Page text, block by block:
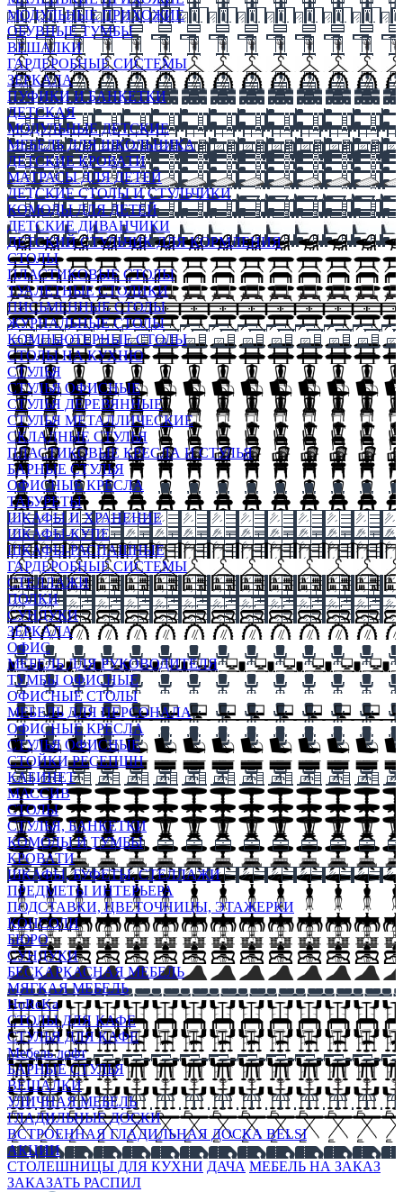
МОДУЛЬНЫЕ ПРИХОЖИЕ
ОБУВНЫЕ ТУМБЫ
ВЕШАЛКИ
ГАРДЕРОБНЫЕ СИСТЕМЫ
ЗЕРКАЛА
ПУФИКИ И БАНКЕТКИ
ДЕТСКАЯ
МОДУЛЬНЫЕ ДЕТСКИЕ
МЕБЕЛЬ ДЛЯ ШКОЛЬНИКА
ДЕТСКИЕ КРОВАТИ
МАТРАСЫ ДЛЯ ДЕТЕЙ
ДЕТСКИЕ СТОЛЫ И СТУЛЬЧИКИ
КОМОДЫ ДЛЯ ДЕТЕЙ
ДЕТСКИЕ ДИВАНЧИКИ
ДЕТСКИЙ СТУЛЬЧИК ДЛЯ КОРМЛЕНИЯ
СТОЛЫ
ПЛАСТИКОВЫЕ СТОЛЫ
ТУАЛЕТНЫЕ СТОЛИКИ
ПИСЬМЕННЫЕ СТОЛЫ
ЖУРНАЛЬНЫЕ СТОЛЫ
КОМПЬЮТЕРНЫЕ СТОЛЫ
СТОЛЫ НА КУХНЮ
СТУЛЬЯ
СТУЛЬЯ ОФИСНЫЕ
СТУЛЬЯ ДЕРЕВЯННЫЕ
СТУЛЬЯ МЕТАЛЛИЧЕСКИЕ
СКЛАДНЫЕ СТУЛЬЯ
ПЛАСТИКОВЫЕ КРЕСЛА И СТУЛЬЯ
БАРНЫЕ СТУЛЬЯ
ОФИСНЫЕ КРЕСЛА
ТАБУРЕТЫ
ШКАФЫ И ХРАНЕНИЕ
ШКАФЫ-КУПЕ
ШКАФЫ-РАСПАШНЫЕ
ГАРДЕРОБНЫЕ СИСТЕМЫ
СТЕЛЛАЖИ
ПОЛКИ
СУНДУКИ
ЗЕРКАЛА
ОФИС
МЕБЕЛЬ ДЛЯ РУКОВОДИТЕЛЯ
ТУМБЫ ОФИСНЫЕ
ОФИСНЫЕ СТОЛЫ
МЕБЕЛЬ ДЛЯ ПЕРСОНАЛА
ОФИСНЫЕ КРЕСЛА
СТУЛЬЯ ОФИСНЫЕ
СТОЙКИ РЕСЕПШН
КАБИНЕТ
МАССИВ
СТОЛЫ
СТУЛЬЯ, БАНКЕТКИ
КОМОДЫ И ТУМБЫ
КРОВАТИ
ШКАФЫ, БУФЕТЫ, СТЕЛЛАЖИ
ПРЕДМЕТЫ ИНТЕРЬЕРА
ПОДСТАВКИ, ЦВЕТОЧНИЦЫ, ЭТАЖЕРКИ
КОНСОЛИ
БЮРО
СУНДУКИ
БЕСКАРКАСНАЯ МЕБЕЛЬ
МЯГКАЯ МЕБЕЛЬ
HoReKa
СТОЛЫ ДЛЯ КАФЕ
СТУЛЬЯ ДЛЯ КАФЕ
Мебель лофт
БАРНЫЕ СТУЛЬЯ
ВЕШАЛКИ
УЛИЧНАЯ МЕБЕЛЬ
ГЛАДИЛЬНЫЕ ДОСКИ
ВСТРОЕННАЯ ГЛАДИЛЬНАЯ ДОСКА BELSI
АКЦИИ
СТОЛЕШНИЦЫ ДЛЯ КУХНИ ДАЧА МЕБЕЛЬ НА ЗАКАЗ
ЗАКАЗАТЬ РАСПИЛ